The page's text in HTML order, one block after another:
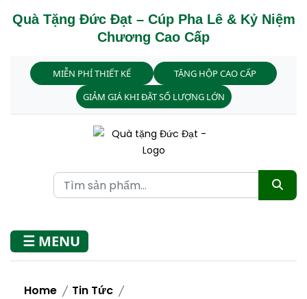
Quà Tặng Đức Đạt – Cúp Pha Lê & Kỷ Niệm
Chương Cao Cấp
MIỄN PHÍ THIẾT KẾ
TẶNG HỘP CAO CẤP
GIẢM GIÁ KHI ĐẶT SỐ LƯỢNG LỚN
☰ MENU
Home
Tin Tức